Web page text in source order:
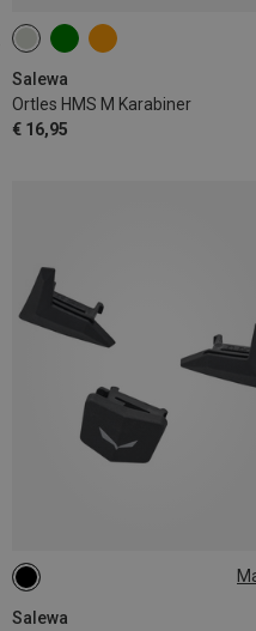
Salewa
Ortles HMS M Karabiner
€ 16,95
Salewa
ONE SIZE